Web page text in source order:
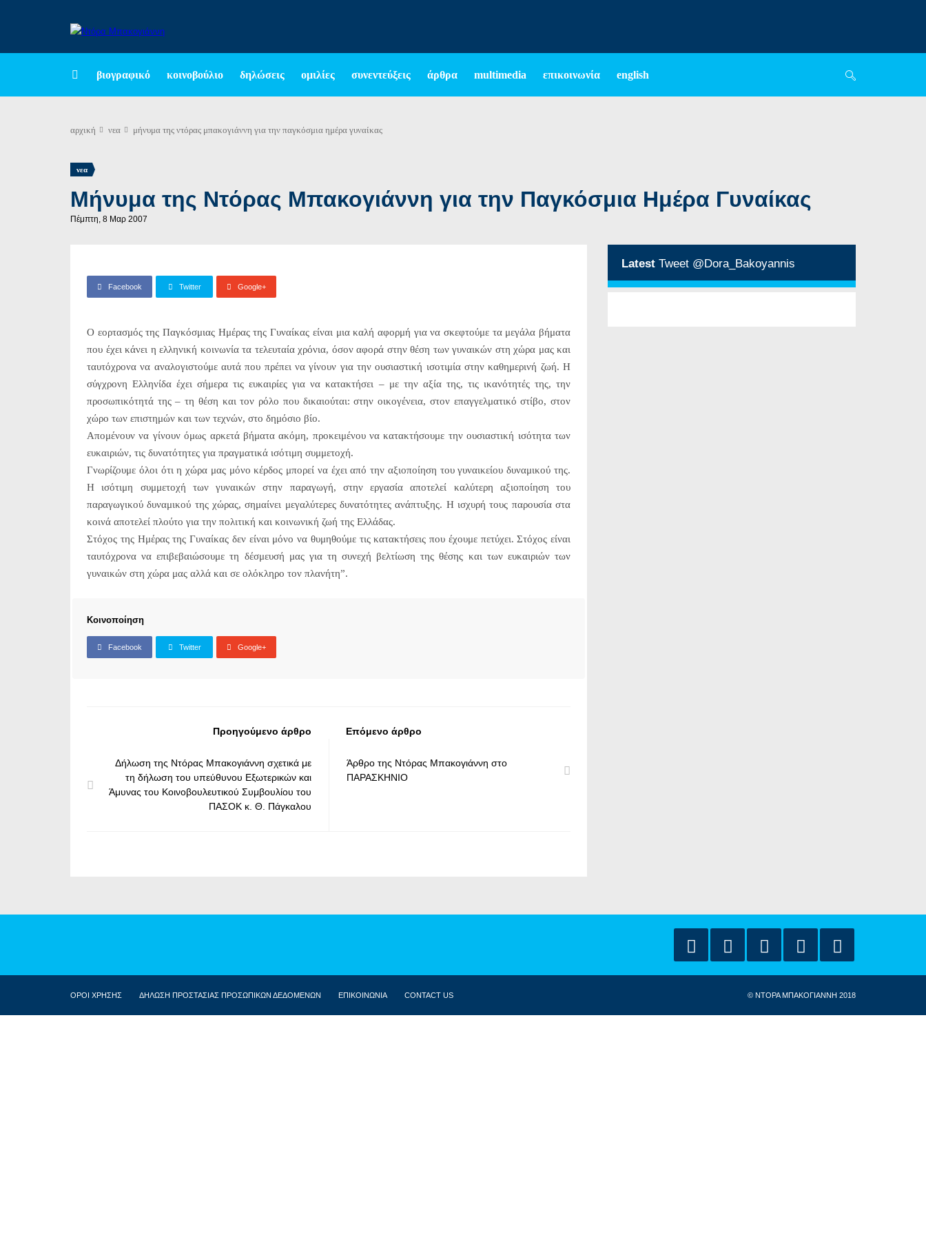
βιογραφικό κοινοβούλιο δηλώσεις ομιλίες συνεντεύξεις άρθρα multimedia επικοινωνία english
αρχική νεα μήνυμα της ντόρας μπακογιάννη για την παγκόσμια ημέρα γυναίκας
νεα
Μήνυμα της Ντόρας Μπακογιάννη για την Παγκόσμια Ημέρα Γυναίκας
Πέμπτη, 8 Μαρ 2007
Facebook Twitter Google+
Ο εορτασμός της Παγκόσμιας Ημέρας της Γυναίκας είναι μια καλή αφορμή για να σκεφτούμε τα μεγάλα βήματα
που έχει κάνει η ελληνική κοινωνία τα τελευταία χρόνια, όσον αφορά στην θέση των γυναικών στη χώρα μας και
ταυτόχρονα να αναλογιστούμε αυτά που πρέπει να γίνουν για την ουσιαστική ισοτιμία στην καθημερινή ζωή. Η
σύγχρονη Ελληνίδα έχει σήμερα τις ευκαιρίες για να κατακτήσει – με την αξία της, τις ικανότητές της, την
προσωπικότητά της – τη θέση και τον ρόλο που δικαιούται: στην οικογένεια, στον επαγγελματικό στίβο, στον
χώρο των επιστημών και των τεχνών, στο δημόσιο βίο.
Απομένουν να γίνουν όμως αρκετά βήματα ακόμη, προκειμένου να κατακτήσουμε την ουσιαστική ισότητα των
ευκαιριών, τις δυνατότητες για πραγματικά ισότιμη συμμετοχή.
Γνωρίζουμε όλοι ότι η χώρα μας μόνο κέρδος μπορεί να έχει από την αξιοποίηση του γυναικείου δυναμικού της.
Η ισότιμη συμμετοχή των γυναικών στην παραγωγή, στην εργασία αποτελεί καλύτερη αξιοποίηση του
παραγωγικού δυναμικού της χώρας, σημαίνει μεγαλύτερες δυνατότητες ανάπτυξης. Η ισχυρή τους παρουσία στα
κοινά αποτελεί πλούτο για την πολιτική και κοινωνική ζωή της Ελλάδας.
Στόχος της Ημέρας της Γυναίκας δεν είναι μόνο να θυμηθούμε τις κατακτήσεις που έχουμε πετύχει. Στόχος είναι
ταυτόχρονα να επιβεβαιώσουμε τη δέσμευσή μας για τη συνεχή βελτίωση της θέσης και των ευκαιριών των
γυναικών στη χώρα μας αλλά και σε ολόκληρο τον πλανήτη”.
Κοινοποίηση
Facebook Twitter Google+
Προηγούμενο άρθρο
Δήλωση της Ντόρας Μπακογιάννη σχετικά με
τη δήλωση του υπεύθυνου Εξωτερικών και
Άμυνας του Κοινοβουλευτικού Συμβουλίου του
ΠΑΣΟΚ κ. Θ. Πάγκαλου
Επόμενο άρθρο
Άρθρο της Ντόρας Μπακογιάννη στο
ΠΑΡΑΣΚΗΝΙΟ
Latest Tweet @Dora_Bakoyannis
ΟΡΟΙ ΧΡΗΣΗΣ ΔΗΛΩΣΗ ΠΡΟΣΤΑΣΙΑΣ ΠΡΟΣΩΠΙΚΩΝ ΔΕΔΟΜΕΝΩΝ ΕΠΙΚΟΙΝΩΝΙΑ CONTACT US © ΝΤΟΡΑ ΜΠΑΚΟΓΙΑΝΝΗ 2018